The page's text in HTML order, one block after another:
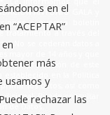
ANTONIO GALA y
a nuestro boletín
tratamiento a través del
No se cederán datos a
mayor de 14 años y que
la prestación de este
los datos, así como
Puede consultar
de Datos.
en el
“ACEPTAR”
más
usamos y
rechazar las